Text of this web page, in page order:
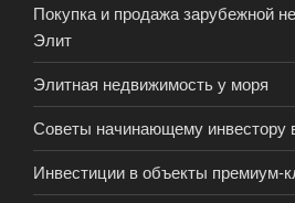
Покупка и продажа зарубежной
Элит
Элитная недвижимость у моря
Советы начинающему инвестору
Инвестиции в объекты премиум-